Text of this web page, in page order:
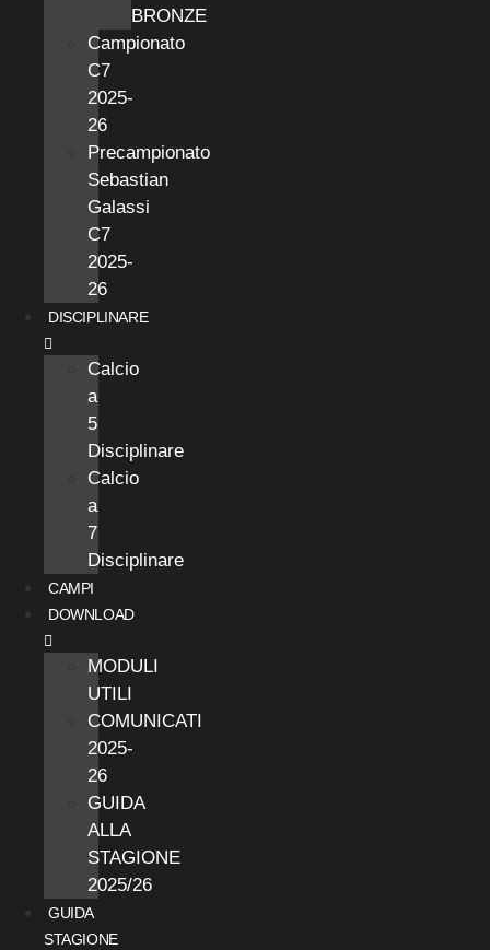
BRONZE
Campionato
C7
2025-
26
Precampionato
Sebastian
Galassi
C7
2025-
26
DISCIPLINARE
Calcio
a
5
Disciplinare
Calcio
a
7
Disciplinare
CAMPI
DOWNLOAD
MODULI
UTILI
COMUNICATI
2025-
26
GUIDA
ALLA
STAGIONE
2025/26
GUIDA
STAGIONE